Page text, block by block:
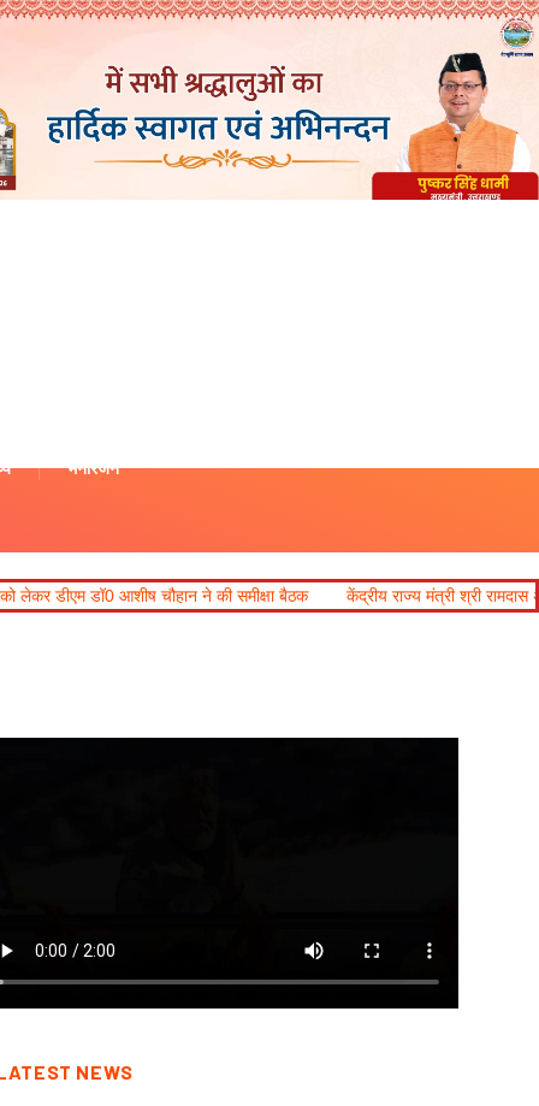
मनोरंजन
ने की समीक्षा बैठक केंद्रीय राज्य मंत्री श्री रामदास अठावले ने सामाजिक न्याय,
NEWS